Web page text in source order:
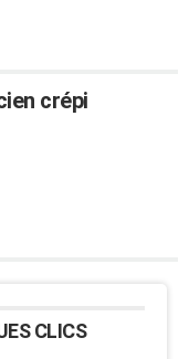
crépi
CLICS